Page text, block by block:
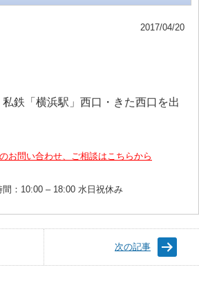
2017/04/20
駅」西口・きた西口を出
お問い合わせ、ご相談はこちらから
間：10:00 – 18:00 水日祝休み
次の記事